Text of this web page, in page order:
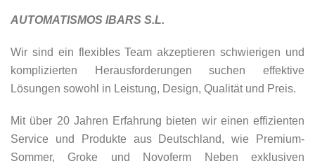
AUTOMATISMOS IBARS S.L.
Wir sind ein flexibles Team akzeptieren schwierigen und
komplizierten Herausforderungen suchen effektive
Lösungen sowohl in Leistung, Design, Qualität und Preis.
Mit über 20 Jahren Erfahrung bieten wir einen effizienten
Service und Produkte aus Deutschland, wie Premium-
Sommer, Groke und Novoferm Neben exklusiven